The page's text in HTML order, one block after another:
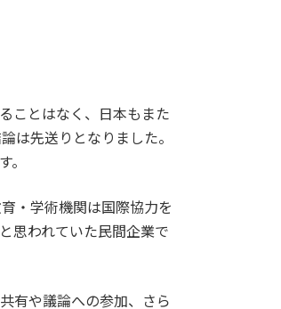
ことはなく、日本もまた
は先送りとなりました。
。
・学術機関は国際協力を
思われていた民間企業で
有や議論への参加、さら